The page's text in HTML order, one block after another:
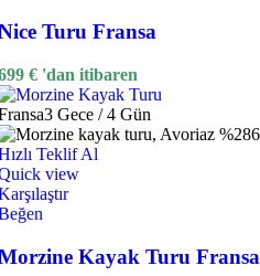
Turu Fransa
€ 'dan itibaren
3 Gece / 4 Gün
Teklif Al
view
Kayak Turu Fransa